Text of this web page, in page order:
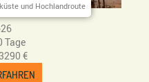
und Hochlandroute
Tage
€